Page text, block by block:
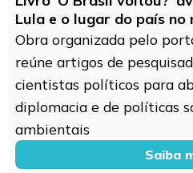
Lula e o lugar do país no
Obra organizada pelo
reúne artigos de
cientistas políticos para
diplomacia e de políticas
ambientais
Saiba